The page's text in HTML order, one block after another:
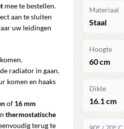
mee te bestellen.
aan te sluiten
uw leidingen
radiator in gaan.
komen en haaks
of 16 mm
thermostatische
terug te
Materiaal
Staal
Hoogte
60 cm
Dikte
16.1 cm